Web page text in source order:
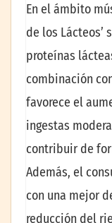
En el ámbito
de los Lácteos’
proteínas
combinación
favorece el
ingestas
contribuir de
Además, el
con una mejor
reducción del